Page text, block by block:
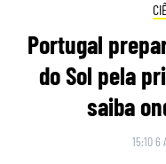
Portugal
do Sol pela
saiba
15:10 6